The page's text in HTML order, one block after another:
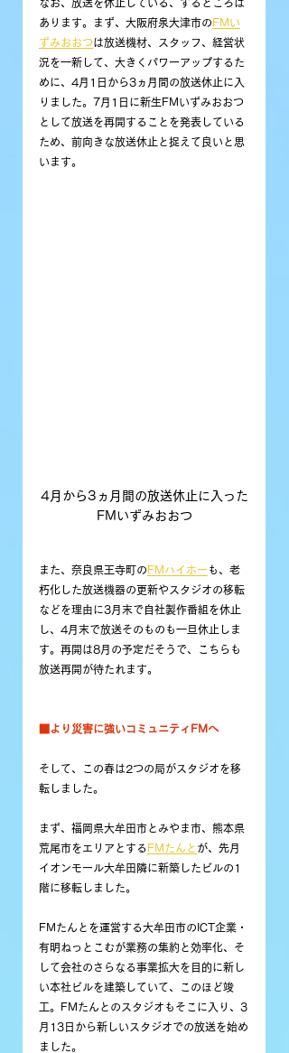
なお、放送を休止している、するところは
あります。まず、大阪府泉大津市の FMい
ずみおおつは放送機材、スタッフ、経営状
況を一新して、大きくパワーアップするた
めに、4月1日から3ヵ月間の放送休止に入
りました。7月1日に新生FMいずみおおつ
として放送を再開することを発表している
ため、前向きな放送休止と捉えて良いと思
います。
4月から3ヵ月間の放送休止に入った
FMいずみおおつ
また、奈良県王寺町の FMハイホー も、老
朽化した放送機器の更新やスタジオの移転
などを理由に3月末で自社製作番組を休止
し、4月末で放送そのものも一旦休止しま
す。再開は8月の予定だそうで、こちらも
放送再開が待たれます。
■より災害に強いコミュニティFMへ
そして、この春は2つの局がスタジオを移
転しました。
まず、福岡県大牟田市とみやま市、熊本県
荒尾市をエリアとする FMたんと が、先月
イオンモール大牟田隣に新築したビルの1
階に移転しました。
FMたんとを運営する大牟田市のICT企業・
有明ねっとこむが業務の集約と効率化、そ
して会社のさらなる事業拡大を目的に新し
い本社ビルを建築していて、このほど竣
工。FMたんとのスタジオもそこに入り、3
月13日から新しいスタジオでの放送を始め
ました。